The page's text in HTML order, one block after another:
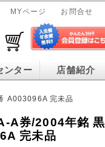
MYページ お問合せ
ンター 店舗紹介
A003096A 完未品
A券/2004年銘 黒
完未品